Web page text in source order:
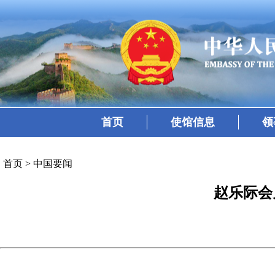
首页 使馆信息
首页 > 中国要闻
赵乐际